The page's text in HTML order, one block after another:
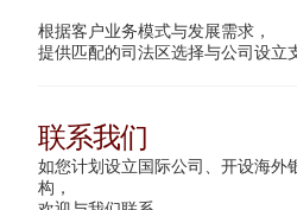
根据客户业务模式与发展需求，
提供匹配的司法区选择与公司设立
联系我们
如您计划设立国际公司、开设海外
构，